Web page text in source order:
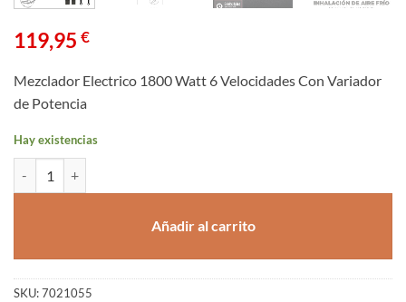
119,95 €
Mezclador Electrico 1800 Watt 6 Velocidades Con Variador
de Potencia
Hay existencias
Añadir al carrito
SKU:7021055